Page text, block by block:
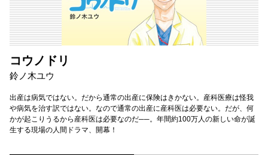
コウノドリ
鈴ノ木ユウ
出産は病気ではない。だから通常の出産に保険はきかない。産科医療は怪我
や病気を治す訳ではない。なので通常の出産に産科医は必要ない。だが、何
かが起こりうるから産科医は必要なのだ──。年間約100万人の新しい命が誕
生する現場の人間ドラマ、開幕！